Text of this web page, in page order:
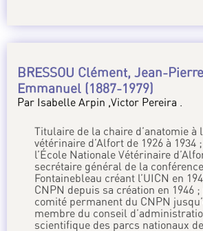
BRESSOU Clément, Jean-
Emmanuel (1887-1979)
Par Isabelle Arpin ,Victor Pereira .
Titulaire de la chaire d’anatomie à
vétérinaire d’Alfort de 1926 à 1934
l’École Nationale Vétérinaire
secrétaire général de la
Fontainebleau créant l’UICN en
CNPN depuis sa création en 1946
comité permanent du CNPN
membre du conseil
scientifique des parcs nationaux